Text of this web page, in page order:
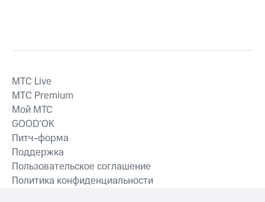
MTС Live
MTС Premium
Мой МТС
GOOD’OK
Питч-форма
Поддержка
Пользовательское соглашение
Политика конфиденциальности